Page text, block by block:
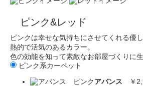
ピンク&レッド
ピンクは幸せな気持ちにさせてくれる優
熱的で活気のあるカラー。
色の効能を知って素敵なお部屋づくりに生
ピンク系カーペット
アバンス ￥